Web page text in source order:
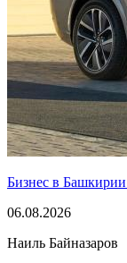
Бизнес в Башкирии
06.08.2026
Наиль Байназаров